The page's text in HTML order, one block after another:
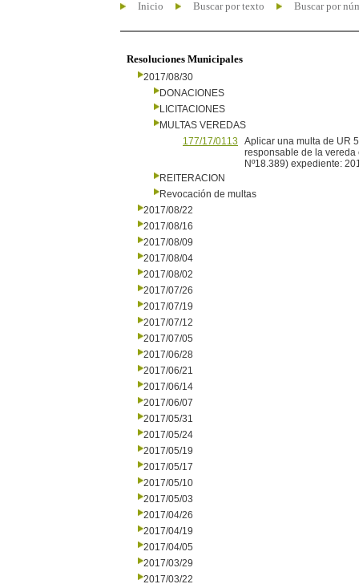
Inicio Buscar por texto Buscar por
Resoluciones Municipales
2017/08/30
DONACIONES
LICITACIONES
MULTAS VEREDAS
177/17/0113
Aplicar una multa de UR
responsable de la vereda
Nº18.389) expediente:
REITERACION
Revocación de multas
2017/08/22
2017/08/16
2017/08/09
2017/08/04
2017/08/02
2017/07/26
2017/07/19
2017/07/12
2017/07/05
2017/06/28
2017/06/21
2017/06/14
2017/06/07
2017/05/31
2017/05/24
2017/05/19
2017/05/17
2017/05/10
2017/05/03
2017/04/26
2017/04/19
2017/04/05
2017/03/29
2017/03/22